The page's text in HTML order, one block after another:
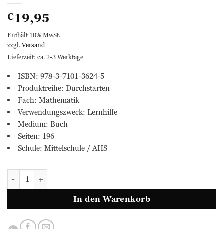
€19,95
Enthält 10% MwSt.
zzgl.Versand
Lieferzeit: ca. 2-3 Werktage
ISBN: 978-3-7101-3624-5
Produktreihe: Durchstarten
Fach: Mathematik
Verwendungszweck: Lernhilfe
Medium: Buch
Seiten: 196
Schule: Mittelschule / AHS
MATHEMATIK Lernhilfe - 1. Klasse MS/AHS Menge
In den Warenkorb